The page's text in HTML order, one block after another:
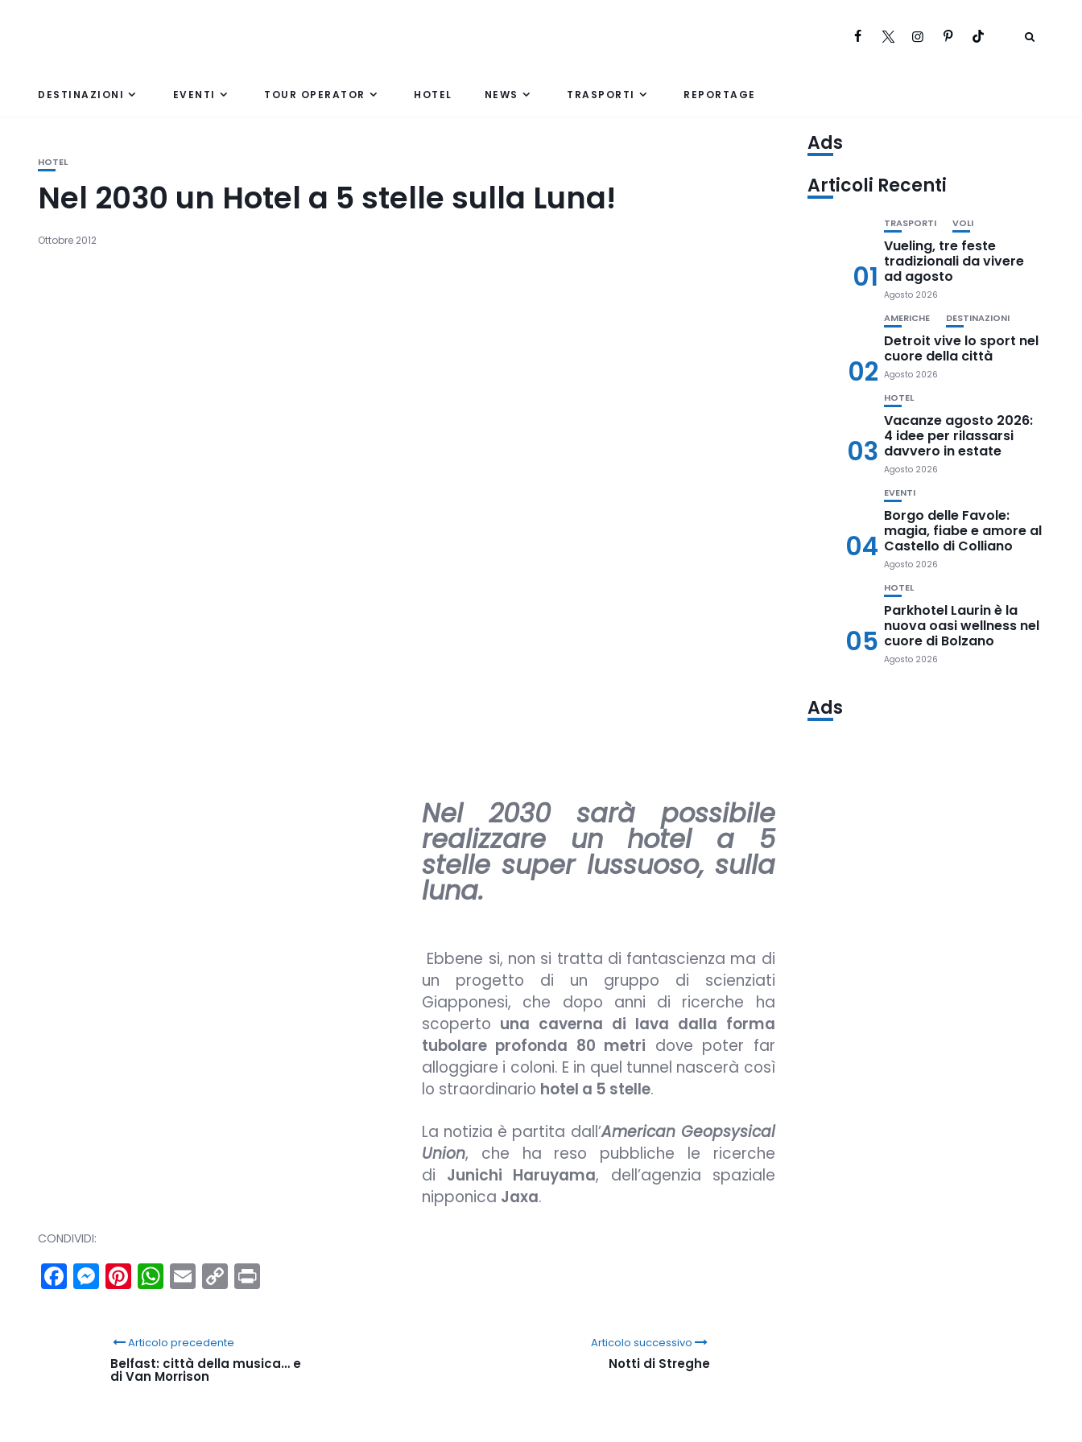
DESTINAZIONI EVENTI TOUR OPERATOR HOTEL NEWS TRASPORTI REPORTAGE
HOTEL
Nel 2030 un Hotel a 5 stelle sulla Luna!
Ottobre 2012
Nel 2030 sarà possibile
realizzare un hotel a 5
stelle super lussuoso, sulla
luna.
Ebbene si, non si tratta di fantascienza ma di
un progetto di un gruppo di scienziati
Giapponesi, che dopo anni di ricerche ha
scoperto una caverna di lava dalla forma
tubolare profonda 80 metri dove poter far
alloggiare i coloni. E in quel tunnel nascerà così
lo straordinario hotel a 5 stelle.
La notizia è partita dall’American Geopsysical
Union, che ha reso pubbliche le ricerche
di Junichi Haruyama, dell’agenzia spaziale
nipponica Jaxa.
CONDIVIDI:
Facebook
Messenger
Pinterest
WhatsApp
Email
Copy
Link
Articolo precedente
Belfast: città della musica… e
di Van Morrison
Articolo successivo
Notti di Streghe
Ads
Articoli Recenti
01
TRASPORTI VOLI
Vueling, tre feste
tradizionali da vivere
ad agosto
Agosto 2026
02
AMERICHE DESTINAZIONI
Detroit vive lo sport nel
cuore della città
Agosto 2026
03
HOTEL
Vacanze agosto 2026:
4 idee per rilassarsi
davvero in estate
Agosto 2026
04
EVENTI
Borgo delle Favole:
magia, fiabe e amore al
Castello di Colliano
Agosto 2026
05
HOTEL
Parkhotel Laurin è la
nuova oasi wellness nel
cuore di Bolzano
Agosto 2026
Ads